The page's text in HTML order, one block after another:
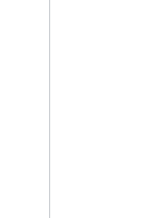
보고서를 검색하여 채
수 있습니다. API는 시